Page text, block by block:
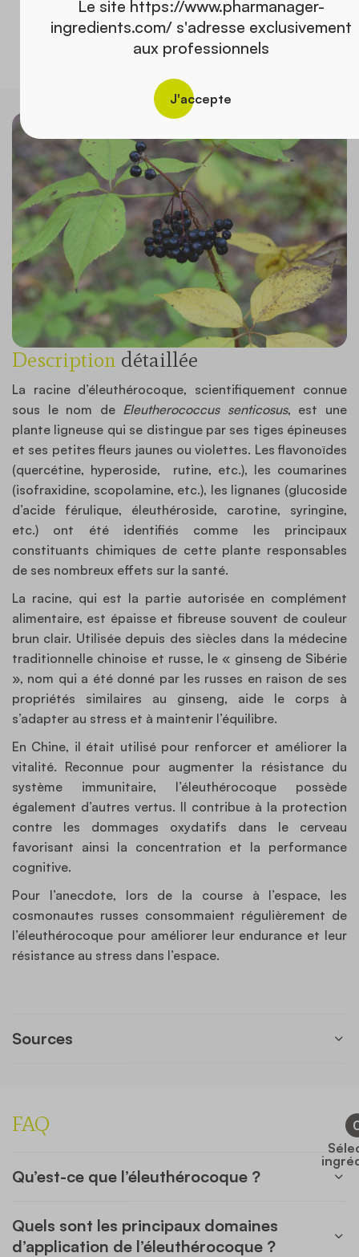
Rhodiola rosea L.
Découvrir tous nos ingrédients
Description détaillée
La racine d’éleuthérocoque, scientifiquement connue
sous le nom de Eleutherococcus senticosus, est une
plante ligneuse qui se distingue par ses tiges épineuses
et ses petites fleurs jaunes ou violettes. Les flavonoïdes
(quercétine, hyperoside, rutine, etc.), les coumarines
(isofraxidine, scopolamine, etc.), les lignanes (glucoside
d’acide férulique, éleuthéroside, carotine, syringine,
etc.) ont été identifiés comme les principaux
constituants chimiques de cette plante responsables
de ses nombreux effets sur la santé.
La racine, qui est la partie autorisée en complément
alimentaire, est épaisse et fibreuse souvent de couleur
brun clair. Utilisée depuis des siècles dans la médecine
traditionnelle chinoise et russe, le « ginseng de Sibérie
», nom qui a été donné par les russes en raison de ses
propriétés similaires au ginseng, aide le corps à
s’adapter au stress et à maintenir l’équilibre.
En Chine, il était utilisé pour renforcer et améliorer la
vitalité. Reconnue pour augmenter la résistance du
système immunitaire, l’éleuthérocoque possède
également d’autres vertus. Il contribue à la protection
contre les dommages oxydatifs dans le cerveau
favorisant ainsi la concentration et la performance
cognitive.
Pour l’anecdote, lors de la course à l’espace, les
cosmonautes russes consommaient régulièrement de
l’éleuthérocoque pour améliorer leur endurance et leur
résistance au stress dans l’espace.
Sources
FAQ
Qu’est-ce que l’éleuthérocoque ?
Quels sont les principaux domaines
d’application de l’éleuthérocoque ?
Le site https://www.pharmanager-
ingredients.com/ s'adresse exclusivement
aux professionnels
J'accepte